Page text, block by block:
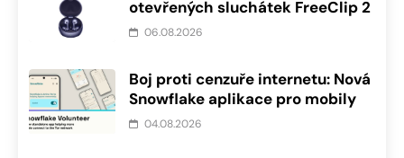
otevřených sluchátek FreeClip 2
06.08.2026
Boj proti cenzuře internetu: Nová
Snowflake aplikace pro mobily
04.08.2026